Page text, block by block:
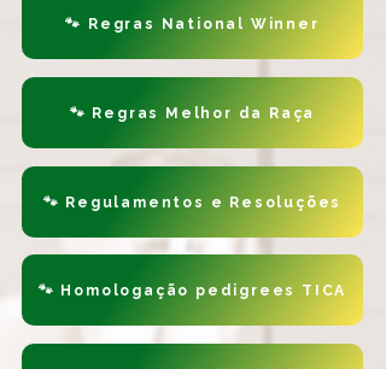
🐾 Regras National Winner
🐾 Regras Melhor da Raça
🐾 Regulamentos e Resoluções
🐾 Homologação pedigrees TICA